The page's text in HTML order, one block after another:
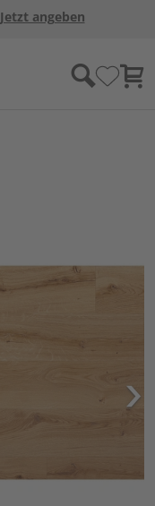
Jetzt angeben